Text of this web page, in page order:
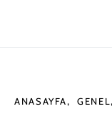
ANASAYFA GENEL